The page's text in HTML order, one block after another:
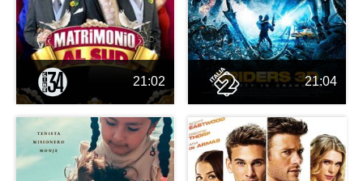
21:02 21:04